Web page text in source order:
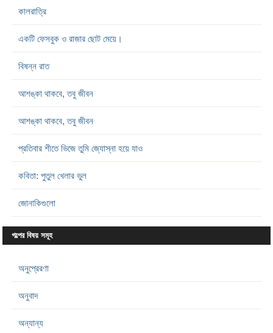
কালরাত্রি
একটি ফেসবুক ও রাজার ছোট মেয়ে।
বিষন্ন রাত
আশঙ্কা থাকবে, তবু জীবন
আশঙ্কা থাকবে, তবু জীবন
প্রতিবার শীতে ভিজে তুমি জ্যোস্না হয়ে যাও
কবিতা: পুতুল খেলার ভুল
জোনাকিগুলো
গল্পের বিষয় সমূহ
অনুপ্রেরণা
অনুবাদ
অন্যান্য